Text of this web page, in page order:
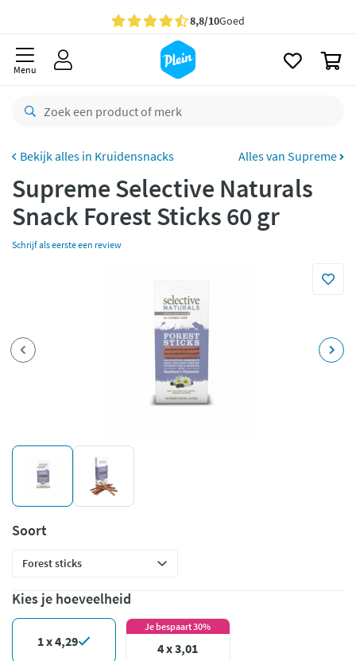
Gratisbezorging vanaf 35,- *
besteld,
retourneren
CO2 neutraal
Betaal met Klarna
Menu
Kruidensnacks Alles van Supreme
Supreme Selective Naturals
Snack Forest Sticks 60 gr
Schrijf als eerste een review
Soort
Kies je hoeveelheid
1 x 4,29
Je bespaart 30%
4 x 3,01